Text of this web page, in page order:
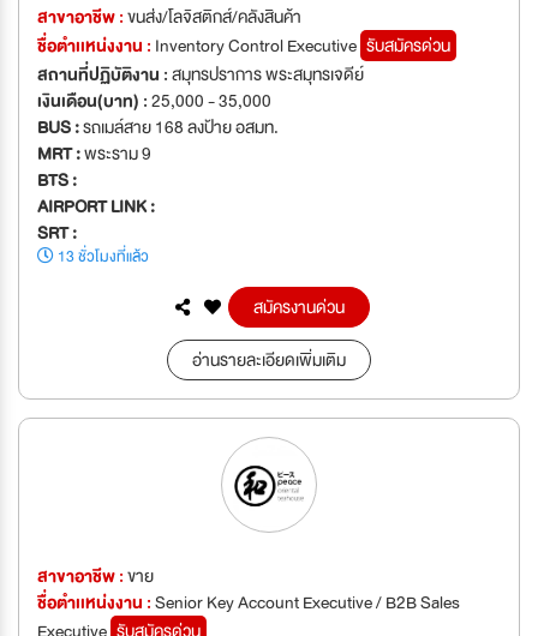
สาขาอาชีพ :ขนส่ง/โลจิสติกส์/คลังสินค้า
ชื่อตำเเหน่งงาน : Inventory Control Executive รับสมัครด่วน
สถานที่ปฏิบัติงาน :สมุทรปราการ พระสมุทรเจดีย์
เงินเดือน(บาท) :25,000 - 35,000
BUS :รถเมล์สาย 168 ลงป้าย อสมท.
MRT :พระราม 9
BTS :
AIRPORT LINK :
SRT :
13 ชั่วโมงที่แล้ว
สมัครงานด่วน
อ่านรายละเอียดเพิ่มเติม
สาขาอาชีพ :ขาย
ชื่อตำเเหน่งงาน :Senior Key Account Executive / B2B Sales